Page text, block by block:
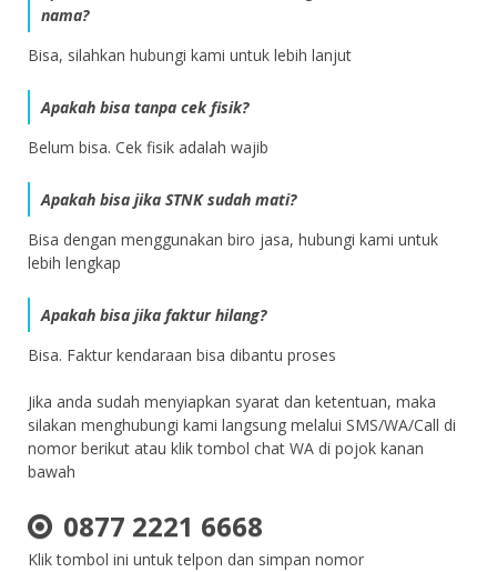
nama?
Bisa, silahkan hubungi kami untuk lebih lanjut
Apakah bisa tanpa cek fisik?
Belum bisa. Cek fisik adalah wajib
Apakah bisa jika STNK sudah mati?
Bisa dengan menggunakan biro jasa, hubungi kami untuk
lebih lengkap
Apakah bisa jika faktur hilang?
Bisa. Faktur kendaraan bisa dibantu proses
Jika anda sudah menyiapkan syarat dan ketentuan, maka
silakan menghubungi kami langsung melalui SMS/WA/Call di
nomor berikut atau klik tombol chat WA di pojok kanan
bawah
0877 2221 6668
Klik tombol ini untuk telpon dan simpan nomor